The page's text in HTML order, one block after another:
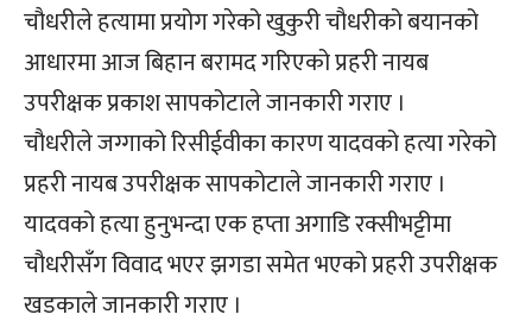
चौधरीले हत्यामा प्रयोग गरेको खुकुरी चौधरीको बयानको
आधारमा आज बिहान बरामद गरिएको प्रहरी नायब
उपरीक्षक प्रकाश सापकोटाले जानकारी गराए ।
चौधरीले जग्गाको रिसीईवीका कारण यादवको हत्या गरेको
प्रहरी नायब उपरीक्षक सापकोटाले जानकारी गराए ।
यादवको हत्या हुनुभन्दा एक हप्ता अगाडि रक्सीभट्टीमा
चौधरीसँग विवाद भएर झगडा समेत भएको प्रहरी उपरीक्षक
खडकाले जानकारी गराए ।